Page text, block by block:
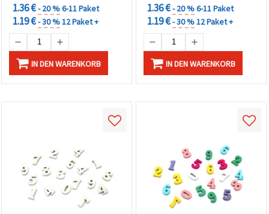
1.36 €- 20 %6-11 Paket
1.19 €- 30 %12 Paket +
IN DEN WARENKORB
1.36 €- 20 %6-11 Paket
1.19 €- 30 %12 Paket +
IN DEN WARENKORB